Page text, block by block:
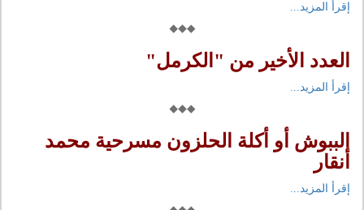
إقرأ المزيد...
العدد الأخير من "الكرمل"
إقرأ المزيد...
الببوش أو أكلة الحلزون مسرحية محمد
أنقار
إقرأ المزيد...